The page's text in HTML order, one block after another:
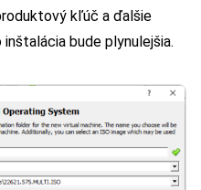
kľúč a ďalšie
bude plynulejšia.